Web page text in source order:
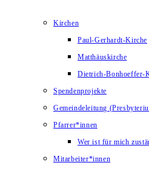
Kirchen
Paul-Gerhardt-Kirche
Matthäuskirche
Dietrich-Bonhoeffer-
Spendenprojekte
Gemeindeleitung
Pfarrer*innen
Wer ist für mich
Mitarbeiter*innen